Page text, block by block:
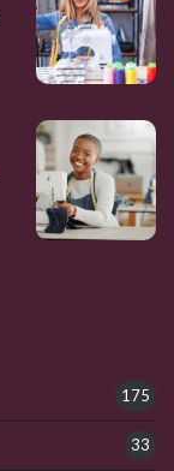
175
33